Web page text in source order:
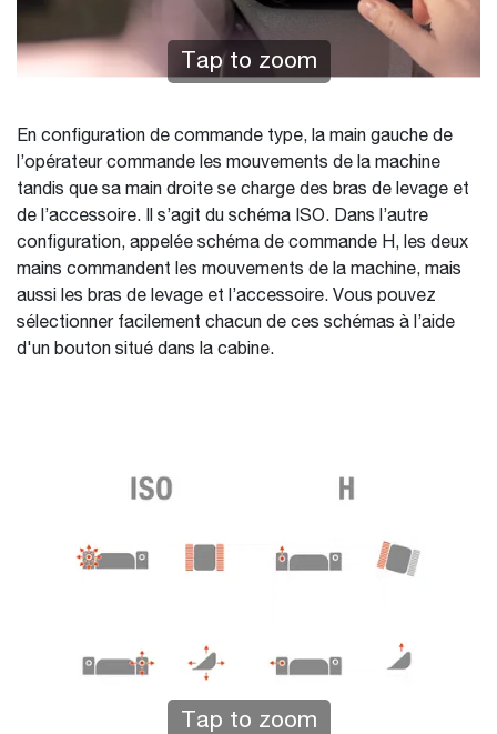
Tap to zoom
En configuration de commande type, la main gauche de
l’opérateur commande les mouvements de la machine
tandis que sa main droite se charge des bras de levage et
de l’accessoire. Il s’agit du schéma ISO. Dans l’autre
configuration, appelée schéma de commande H, les deux
mains commandent les mouvements de la machine, mais
aussi les bras de levage et l’accessoire. Vous pouvez
sélectionner facilement chacun de ces schémas à l’aide
d'un bouton situé dans la cabine.
Tap to zoom